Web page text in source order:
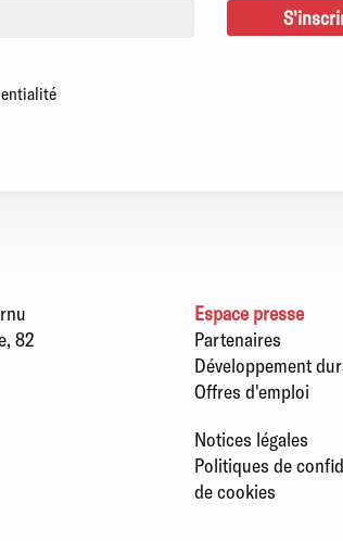
82
Espace presse
Partenaires
Développement
Offres d'emploi
Notices légales
Politiques de
de cookies